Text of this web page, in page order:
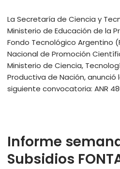
La Secretaría de Ciencia y
Ministerio de Educación de la
Fondo Tecnológico Argentino
Nacional de Promoción
Ministerio de Ciencia,
Productiva de Nación, anunció
siguiente convocatoria: ANR
Informe
Subsidios